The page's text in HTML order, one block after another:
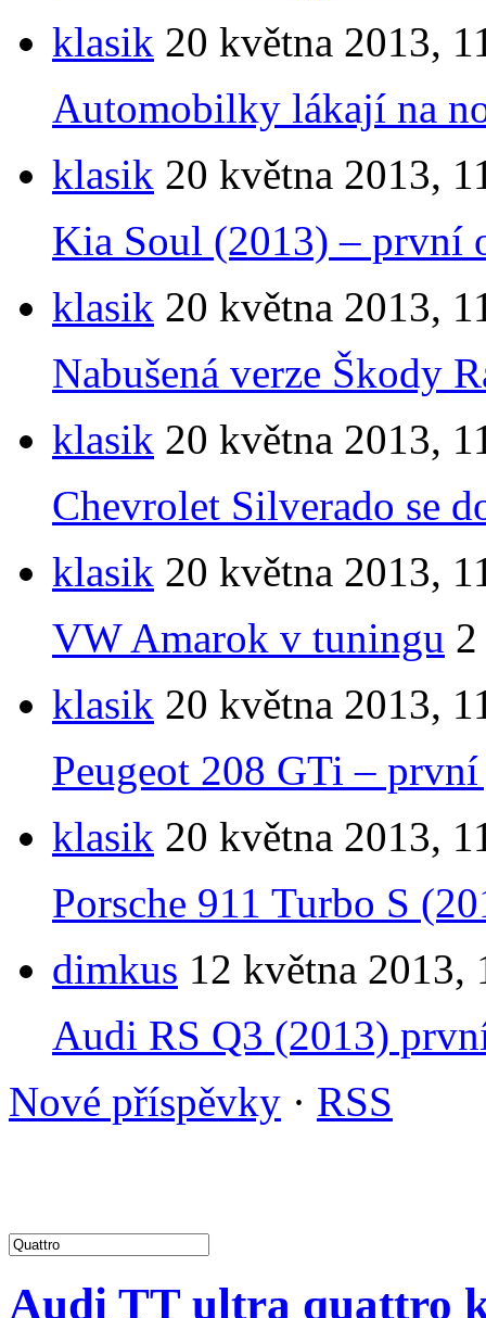
klasik 20 května 2013,
Automobilky lákají na
klasik 20 května 2013,
Kia Soul (2013) – první
klasik 20 května 2013,
Nabušená verze Škody
klasik 20 května 2013,
Chevrolet Silverado se
klasik 20 května 2013,
VW Amarok v tuningu 2
klasik 20 května 2013,
Peugeot 208 GTi –
klasik 20 května 2013,
Porsche 911 Turbo S
dimkus 12 května 2013,
Audi RS Q3 (2013)
Nové příspěvky · RSS
Audi TT ultra quattro